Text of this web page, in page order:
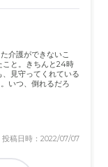
介護ができないこ
こと。きちんと24時
見守ってくれている
いつ、倒れるだろ
投稿日時：2022/07/07